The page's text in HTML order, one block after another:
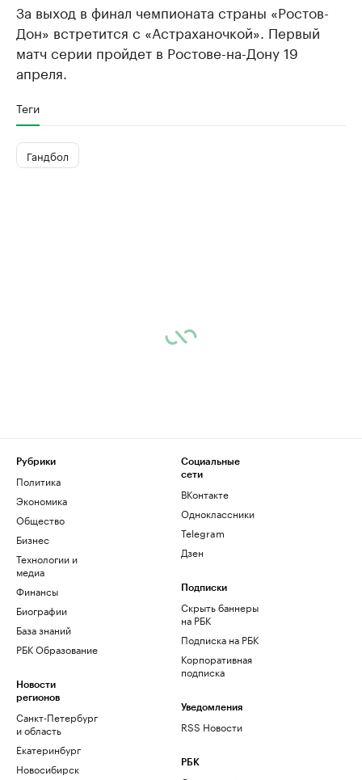
За выход в финал чемпионата страны «Ростов-
Дон» встретится с «Астраханочкой». Первый
матч серии пройдет в Ростове-на-Дону 19
апреля.
Теги
Гандбол
Рубрики
Политика
Экономика
Общество
Бизнес
Технологии и
медиа
Финансы
Биографии
База знаний
РБК Образование
Новости
регионов
Санкт-Петербург
и область
Екатеринбург
Новосибирск
Социальные
сети
ВКонтакте
Одноклассники
Telegram
Дзен
Подписки
Скрыть баннеры
на РБК
Подписка на РБК
Корпоративная
подписка
Уведомления
RSS Новости
РБК